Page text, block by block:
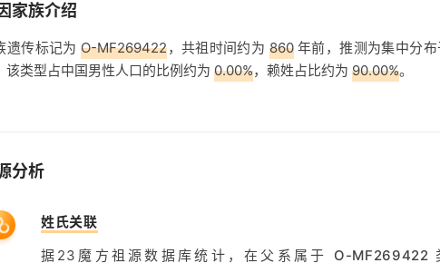
家族介绍
遗传标记为O-MF269422，共祖时间约为 860年前，推测为集中分
该类型占中国男性人口的比例约为 0.00%，赖姓占比约为 90.00%。
分析
姓氏关联
据23魔方祖源数据库统计，在父系属于 O-MF269422